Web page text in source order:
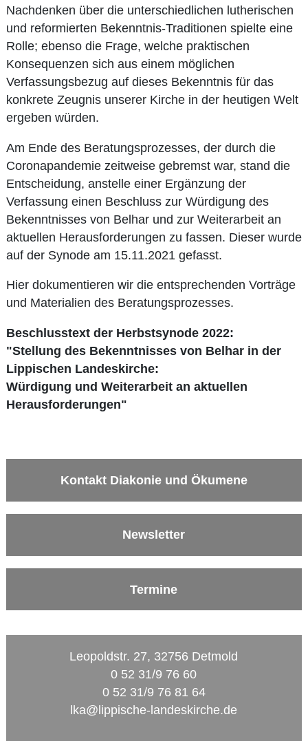
Nachdenken über die unterschiedlichen lutherischen
und reformierten Bekenntnis-Traditionen spielte eine
Rolle; ebenso die Frage, welche praktischen
Konsequenzen sich aus einem möglichen
Verfassungsbezug auf dieses Bekenntnis für das
konkrete Zeugnis unserer Kirche in der heutigen Welt
ergeben würden.
Am Ende des Beratungsprozesses, der durch die
Coronapandemie zeitweise gebremst war, stand die
Entscheidung, anstelle einer Ergänzung der
Verfassung einen Beschluss zur Würdigung des
Bekenntnisses von Belhar und zur Weiterarbeit an
aktuellen Herausforderungen zu fassen. Dieser wurde
auf der Synode am 15.11.2021 gefasst.
Hier dokumentieren wir die entsprechenden Vorträge
und Materialien des Beratungsprozesses.
Beschlusstext der Herbstsynode 2022:
"Stellung des Bekenntnisses von Belhar in der
Lippischen Landeskirche:
Würdigung und Weiterarbeit an aktuellen
Herausforderungen"
Kontakt Diakonie und Ökumene
Newsletter
Termine
Leopoldstr. 27, 32756 Detmold
0 52 31/9 76 60
0 52 31/9 76 81 64
lka@lippische-landeskirche.de